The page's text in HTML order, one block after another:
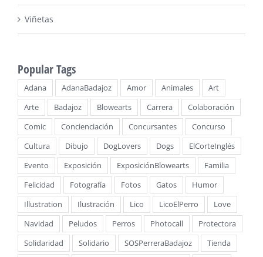
Viñetas
Popular Tags
Adana AdanaBadajoz Amor Animales
Art
Arte
Badajoz Blowearts Carrera
Colaboración
Comic
Concienciación Concursantes
Concurso
Cultura
Dibujo DogLovers Dogs
ElCorteInglés
Evento
Exposición ExposiciónBlowearts
Familia
Felicidad
Fotografía Fotos Gatos
Humor
Illustration
Ilustración Lico LicoElPerro
Love
Navidad
Peludos Perros Photocall
Protectora
Solidaridad
Solidario SOSPerreraBadajoz
Tienda